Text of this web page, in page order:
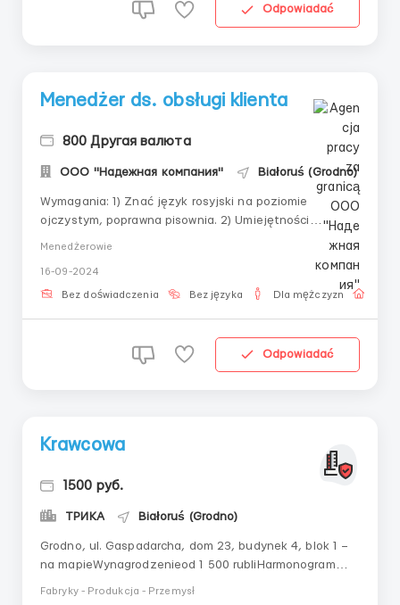
Odpowiadać
Menedżer ds. obsługi klienta
800 Другая валюта
ООО "Надежная компания" Białoruś (Grodno)
Wymagania: 1) Znać język rosyjski na poziomie
ojczystym, poprawna pisownia. 2) Umiejętności
Uważność 6) Punktualność 7) Zdolność do nauki
Podstawowe obowiązki: Gdzie pracować? Twoje
Menedżerowie
16-09-2024
Bez doświadczenia Bez języka Dla mężczyzn
Odpowiadać
Krawcowa
1500 руб.
ТРИКА Białoruś (Grodno)
Grodno, ul. Gaspadarcha, dom 23, budynek 4, blok 1 –
na mapieWynagrodzenieod 1 500 rubliHarmonogram
pracyPełny dzień pracyWarunkiNa stałe zatrudnienie
Fabryky - Produkcja - Przemysł